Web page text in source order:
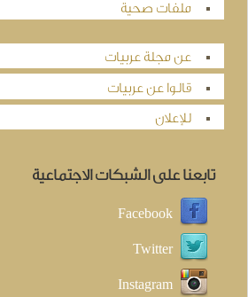
ملفات صحية
عن مجلة عربيات
قالوا عن عربيات
للإعلان
تابعنا على الشبكات الاجتماعية
Facebook
Twitter
Instagram